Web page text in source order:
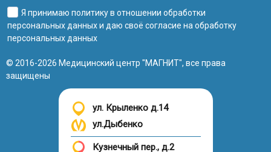
Я принимаю политику в отношении обработки
персональных данныхи даю своё согласие на обработку
персональных данных
© 2016-2026 Медицинский центр "МАГНИТ", все права
защищены
ул. Крыленко д.14
ул.Дыбенко
Кузнечный пер., д.2